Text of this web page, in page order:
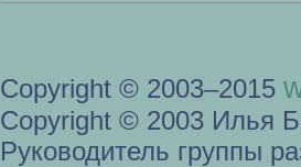
Copyright © 2003–2015
Copyright © 2003 Илья
Руководитель группы